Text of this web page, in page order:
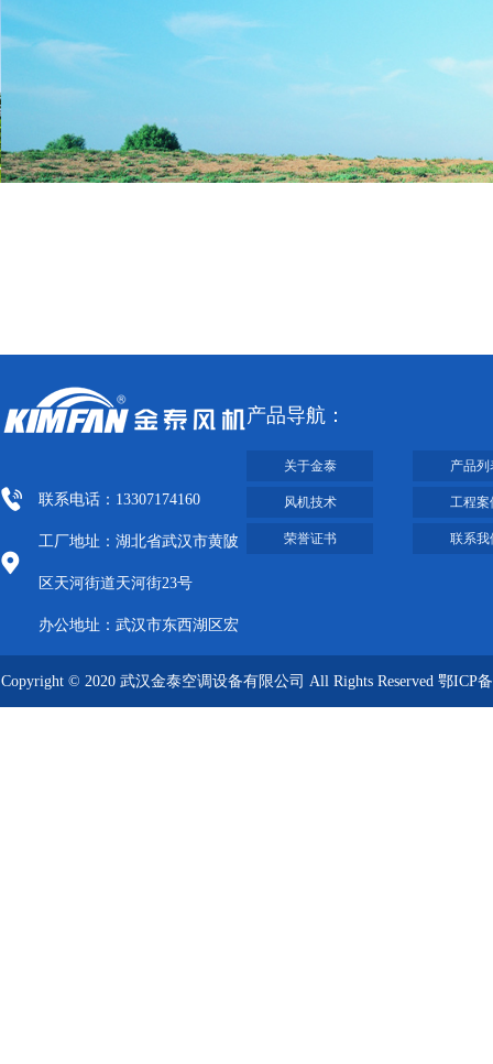
联系电话：13307174160
工厂地址：湖北省武汉市黄陂
区天河街道天河街23号
办公地址：武汉市东西湖区宏
2012
产品导航：
关于金泰 产品列
风机技术 工程案
荣誉证书 联系我
Copyright © 2020 武汉金泰空调设备有限公司 All Rights Reserved 鄂ICP备